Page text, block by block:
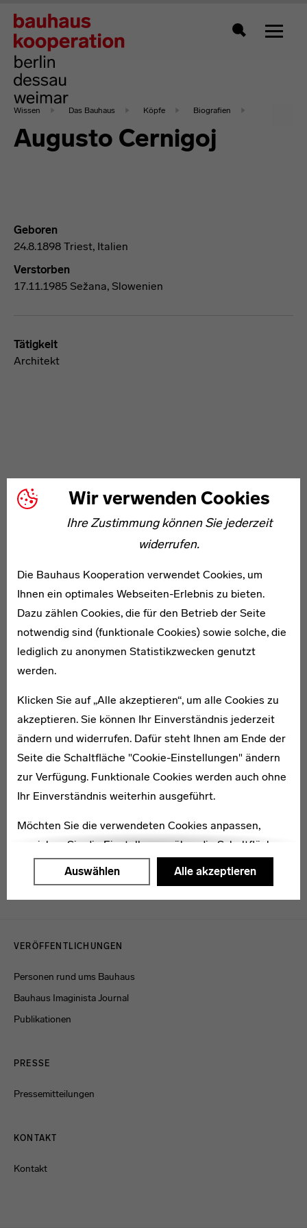
Wir verwenden Cookies
Ihre Zustimmung können Sie jederzeit
widerrufen.
Die Bauhaus Kooperation verwendet Cookies, um
Ihnen ein optimales Webseiten-Erlebnis zu bieten.
Dazu zählen Cookies, die für den Betrieb der Seite
notwendig sind (funktionale Cookies) sowie solche, die
lediglich zu anonymen Statistikzwecken genutzt
werden.
Klicken Sie auf „Alle akzeptieren“, um alle Cookies zu
akzeptieren. Sie können Ihr Einverständnis jederzeit
ändern und widerrufen. Dafür steht Ihnen am Ende der
Seite die Schaltfläche "Cookie-Einstellungen" ändern
zur Verfügung. Funktionale Cookies werden auch ohne
Ihr Einverständnis weiterhin ausgeführt.
Möchten Sie die verwendeten Cookies anpassen,
erreichen Sie die Einstellungen über die Schaltfläche
"Auswählen".
Auswählen Alle akzeptieren
Zeigt
Wissen Das Bauhaus Köpfe Biografien
Augusto Cernigoj
Geboren
24.8.1898 Triest, Italien
Verstorben
17.11.1985 Sežana, Slowenien
Tätigkeit
Architekt
Will Frieg
1885–1968
Irene Hoffmann
1903–1971
VERÖFFENTLICHUNGEN
Personen rund ums Bauhaus
Bauhaus Imaginista Journal
Publikationen
PRESSE
Pressemitteilungen
KONTAKT
Kontakt